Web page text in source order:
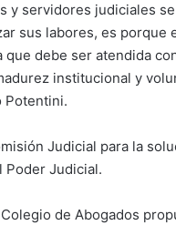
y servidores judiciales
sus labores, es porque
que debe ser atendida
institucional y
Potentini.
Judicial para la
Poder Judicial.
de Abogados